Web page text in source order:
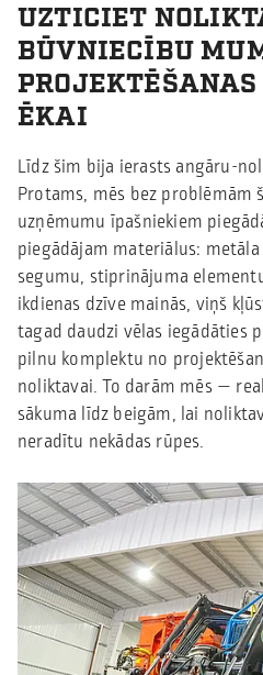
UZTICIET
BŪVNIECĪBU
ĒKAI
Līdz šim bija ierasts angāru-
Protams, mēs bez problēmām
uzņēmumu īpašniekiem
piegādājam materiālus:
segumu, stiprinājuma
ikdienas dzīve mainās, viņš
tagad daudzi vēlas iegādāties
pilnu komplektu no
noliktavai. To darām mēs —
sākuma līdz beigām, lai
neradītu nekādas rūpes.